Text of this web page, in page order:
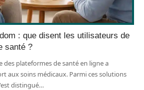
: que disent les utilisateurs de
santé ?
des plateformes de santé en ligne a
aux soins médicaux. Parmi ces solutions
distingué…